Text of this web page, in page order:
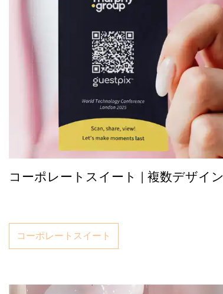
コーポレートスイート | 複数デザイン
コーポレートスイート